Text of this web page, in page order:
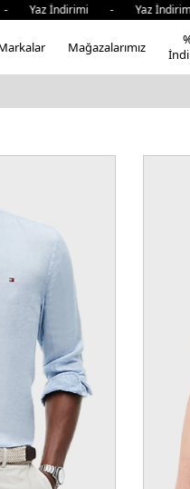
- Yaz
Mağazalarımız